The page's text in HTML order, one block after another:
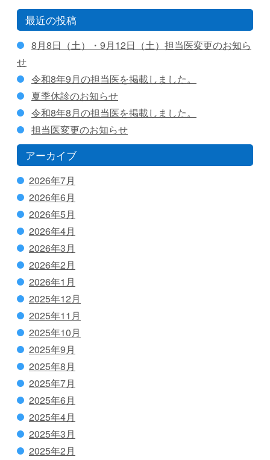
最近の投稿
8月8日（土）・9月12日（土）担当医変更のお知ら
せ
令和8年9月の担当医を掲載しました。
夏季休診のお知らせ
令和8年8月の担当医を掲載しました。
担当医変更のお知らせ
アーカイブ
2026年7月
2026年6月
2026年5月
2026年4月
2026年3月
2026年2月
2026年1月
2025年12月
2025年11月
2025年10月
2025年9月
2025年8月
2025年7月
2025年6月
2025年4月
2025年3月
2025年2月